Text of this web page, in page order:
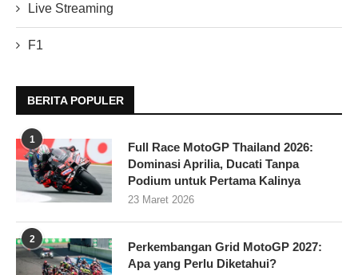
Live Streaming
F1
BERITA POPULER
1
Full Race MotoGP Thailand 2026:
Dominasi Aprilia, Ducati Tanpa
Podium untuk Pertama Kalinya
23 Maret 2026
2
Perkembangan Grid MotoGP 2027:
Apa yang Perlu Diketahui?